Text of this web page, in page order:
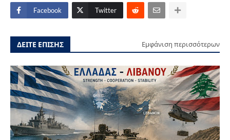
Facebook Twitter
ΔΕΙΤΕ ΕΠΙΣΗΣ Εμφάνιση περισσότερων